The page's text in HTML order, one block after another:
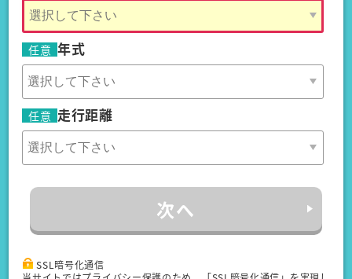
任意 年式
任意 走行距離
次へ
SSL暗号化通信